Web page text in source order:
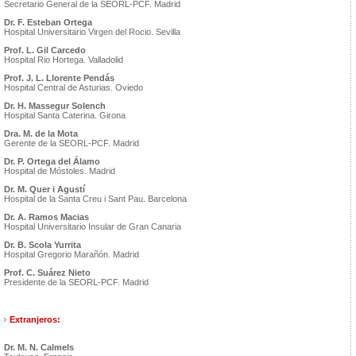
Secretario General de la SEORL-PCF. Madrid
Dr. F. Esteban Ortega
Hospital Universitario Virgen del Rocio. Sevilla
Prof. L. Gil Carcedo
Hospital Rio Hortega. Valladolid
Prof. J. L. Llorente Pendás
Hospital Central de Asturias. Oviedo
Dr. H. Massegur Solench
Hospital Santa Caterina. Girona
Dra. M. de la Mota
Gerente de la SEORL-PCF. Madrid
Dr. P. Ortega del Álamo
Hospital de Móstoles. Madrid
Dr. M. Quer i Agustí
Hospital de la Santa Creu i Sant Pau. Barcelona
Dr. A. Ramos Macias
Hospital Universitario Insular de Gran Canaria
Dr. B. Scola Yurrita
Hospital Gregorio Marañón. Madrid
Prof. C. Suárez Nieto
Presidente de la SEORL-PCF. Madrid
Extranjeros:
Dr. M. N. Calmels